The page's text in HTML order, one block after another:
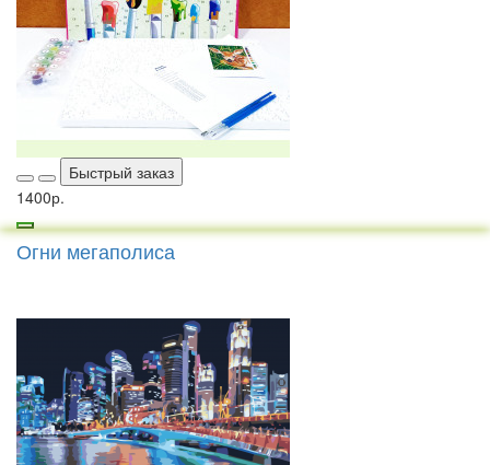
Быстрый заказ
1400р.
Огни мегаполиса